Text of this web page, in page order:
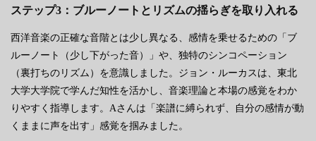
ステップ3：ブルーノートとリズムの揺らぎを取り入れる
西洋音楽の正確な音階とは少し異なる、感情を乗せるための「ブ
ルーノート（少し下がった音）」や、独特のシンコペーション
（裏打ちのリズム）を意識しました。ジョン・ルーカスは、東北
大学大学院で学んだ知性を活かし、音楽理論と本場の感覚をわか
りやすく指導します。Aさんは「楽譜に縛られず、自分の感情が動
くままに声を出す」感覚を掴みました。